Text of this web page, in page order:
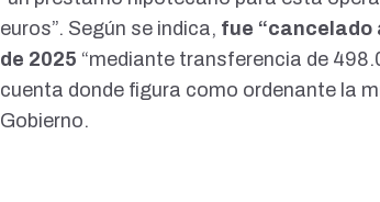
euros”. Según se indica, fue “cancelado
de 2025 “mediante transferencia de
cuenta donde figura como ordenante la
Gobierno.